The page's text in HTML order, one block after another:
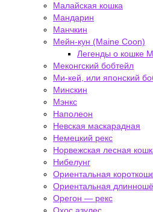
Малайская кошка
Мандарин
Манчкин
Мейн-кун (Maine Coon)
Легенды о кошке
Меконгский бобтейл
Ми-кей, или японский
Минскин
Мэнкс
Наполеон
Невская маскарадная
Немецкий рекс
Норвежская лесная
Нибелунг
Ориентальная
Ориентальная
Орегон — рекс